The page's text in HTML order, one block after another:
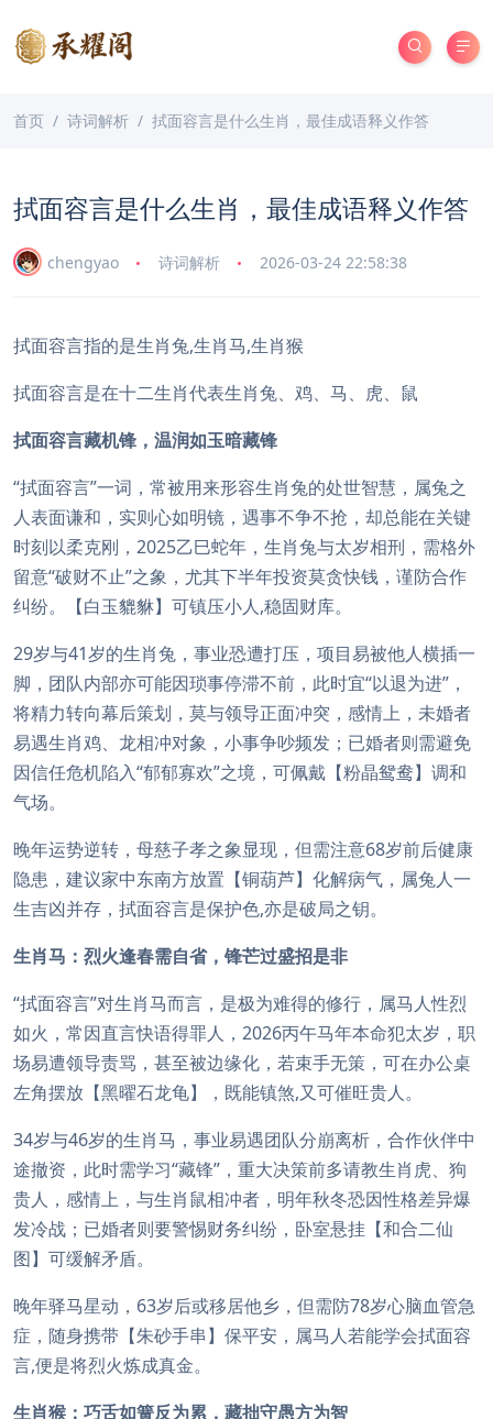
首页 诗词解析 拭面容言是什么生肖，最佳成语释义作答
拭面容言是什么生肖，最佳成语释义作答
chengyao 诗词解析 2026-03-24 22:58:38
拭面容言指的是生肖兔,生肖马,生肖猴
拭面容言是在十二生肖代表生肖兔、鸡、马、虎、鼠
拭面容言藏机锋，温润如玉暗藏锋
“拭面容言”一词，常被用来形容生肖兔的处世智慧，属兔之
人表面谦和，实则心如明镜，遇事不争不抢，却总能在关键
时刻以柔克刚，2025乙巳蛇年，生肖兔与太岁相刑，需格外
留意“破财不止”之象，尤其下半年投资莫贪快钱，谨防合作
纠纷。【白玉貔貅】可镇压小人,稳固财库。
29岁与41岁的生肖兔，事业恐遭打压，项目易被他人横插一
脚，团队内部亦可能因琐事停滞不前，此时宜“以退为进”，
将精力转向幕后策划，莫与领导正面冲突，感情上，未婚者
易遇生肖鸡、龙相冲对象，小事争吵频发；已婚者则需避免
因信任危机陷入“郁郁寡欢”之境，可佩戴【粉晶鸳鸯】调和
气场。
晚年运势逆转，母慈子孝之象显现，但需注意68岁前后健康
隐患，建议家中东南方放置【铜葫芦】化解病气，属兔人一
生吉凶并存，拭面容言是保护色,亦是破局之钥。
生肖马：烈火逢春需自省，锋芒过盛招是非
“拭面容言”对生肖马而言，是极为难得的修行，属马人性烈
如火，常因直言快语得罪人，2026丙午马年本命犯太岁，职
场易遭领导责骂，甚至被边缘化，若束手无策，可在办公桌
左角摆放【黑曜石龙龟】，既能镇煞,又可催旺贵人。
34岁与46岁的生肖马，事业易遇团队分崩离析，合作伙伴中
途撤资，此时需学习“藏锋”，重大决策前多请教生肖虎、狗
贵人，感情上，与生肖鼠相冲者，明年秋冬恐因性格差异爆
发冷战；已婚者则要警惕财务纠纷，卧室悬挂【和合二仙
图】可缓解矛盾。
晚年驿马星动，63岁后或移居他乡，但需防78岁心脑血管急
症，随身携带【朱砂手串】保平安，属马人若能学会拭面容
言,便是将烈火炼成真金。
生肖猴：巧舌如簧反为累，藏拙守愚方为智